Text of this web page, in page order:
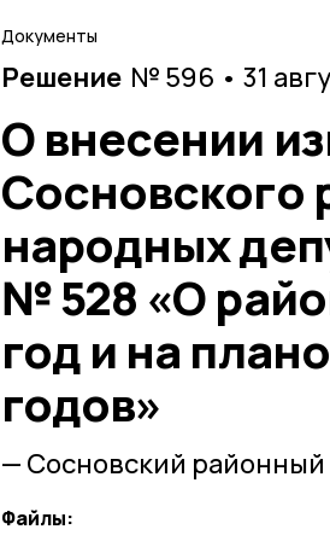
Документы
Решение № 596 • 31
О внесении
Сосновского
народных
№ 528 «О
год и на
годов»
— Сосновский
Файлы: